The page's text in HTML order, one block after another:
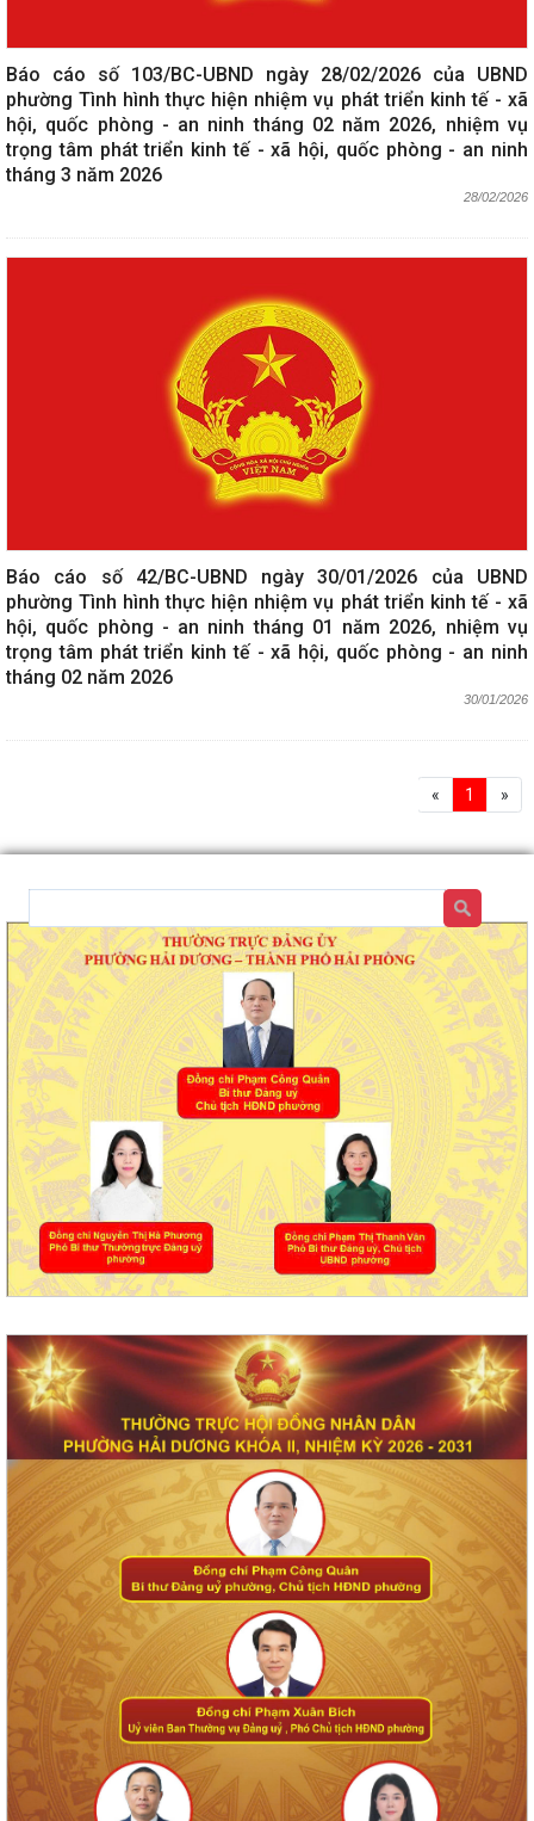
Báo cáo số 103/BC-UBND ngày 28/02/2026 của UBND
phường Tình hình thực hiện nhiệm vụ phát triển kinh tế - xã
hội, quốc phòng - an ninh tháng 02 năm 2026, nhiệm vụ
trọng tâm phát triển kinh tế - xã hội, quốc phòng - an ninh
tháng 3 năm 2026
28/02/2026
Báo cáo số 42/BC-UBND ngày 30/01/2026 của UBND
phường Tình hình thực hiện nhiệm vụ phát triển kinh tế - xã
hội, quốc phòng - an ninh tháng 01 năm 2026, nhiệm vụ
trọng tâm phát triển kinh tế - xã hội, quốc phòng - an ninh
tháng 02 năm 2026
30/01/2026
« 1 »